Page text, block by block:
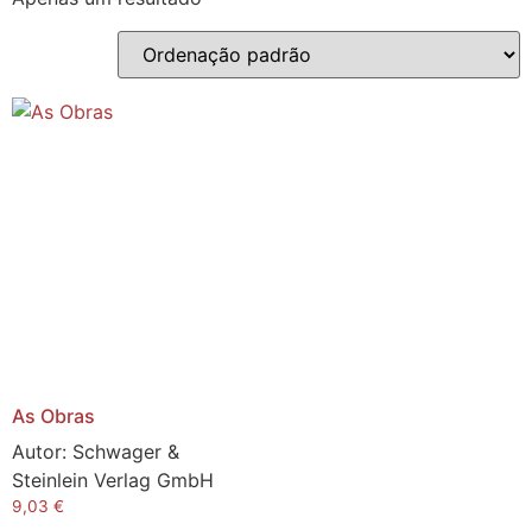
As Obras
Autor: Schwager &
Steinlein Verlag GmbH
9,03 €